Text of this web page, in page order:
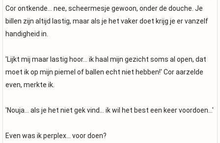
Cor ontkende... nee, scheermesje gewoon, onder de douche. Je
billen zijn altijd lastig, maar als je het vaker doet krijg je er vanzelf
handigheid in.
'Lijkt mij maar lastig hoor... ik haal mijn gezicht soms al open, dat
moet ik op mijn piemel of ballen echt niet hebben!' Cor aarzelde
even, merkte ik.
'Nouja... als je het niet gek vind... ik wil het best een keer voordoen...'
Even was ik perplex... voor doen?